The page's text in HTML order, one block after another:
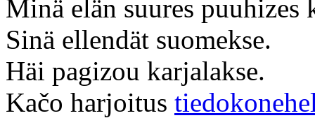
Minä elän suures puuhizes
Sinä ellendät suomekse.
Häi pagizou karjalakse.
Kačo harjoitus